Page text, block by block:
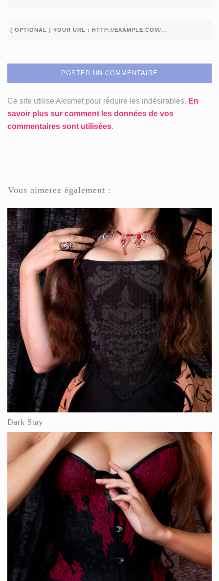
Ce site utilise Akismet pour réduire les indésirables. En
savoir plus sur comment les données de vos
commentaires sont utilisées.
Vous aimerez également :
Dark Stay